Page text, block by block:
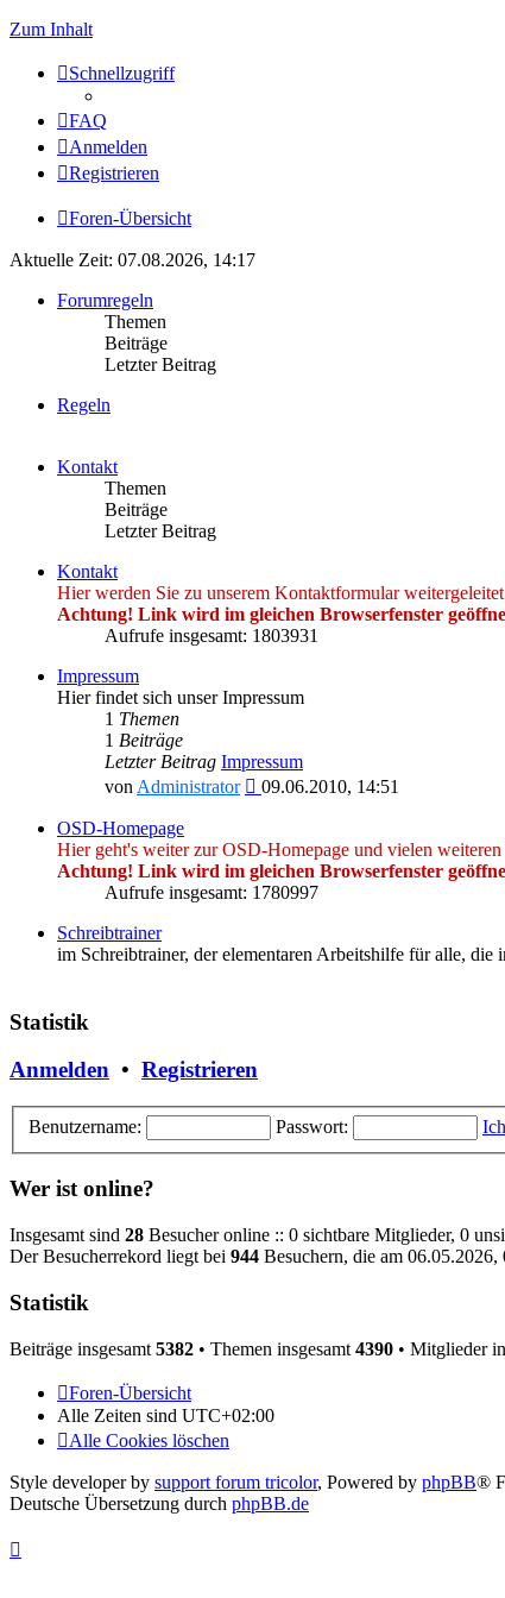
Zum Inhalt
Schnellzugriff
FAQ
Anmelden
Registrieren
Foren-Übersicht
Aktuelle Zeit: 07.08.2026, 14:17
Forumregeln
Themen
Beiträge
Letzter Beitrag
Regeln
Kontakt
Themen
Beiträge
Letzter Beitrag
Kontakt
Hier werden Sie zu unserem Kontaktformular
Achtung! Link wird im gleichen Browserfenster
Aufrufe insgesamt: 1803931
Impressum
Hier findet sich unser Impressum
1 Themen
1 Beiträge
Letzter Beitrag Impressum
von Administrator
Neuester
09.06.2010, 14:51
OSD-Homepage
Hier geht's weiter zur OSD-Homepage und vielen
Achtung! Link wird im gleichen Browserfenster
Aufrufe insgesamt: 1780997
Schreibtrainer
im Schreibtrainer, der elementaren Arbeitshilfe für alle, die
Statistik
Anmelden • Registrieren
Benutzername: Passwort:
Wer ist online?
Insgesamt sind 28 Besucher online :: 0 sichtbare Mitglieder, 0
Der Besucherrekord liegt bei 944 Besuchern, die am
Statistik
Beiträge insgesamt 5382 • Themen insgesamt 4390 • Mitglieder
Foren-Übersicht
Alle Zeiten sind UTC+02:00
Alle Cookies löschen
Style developer by support forum tricolor, Powered by phpBB®
Deutsche Übersetzung durch phpBB.de